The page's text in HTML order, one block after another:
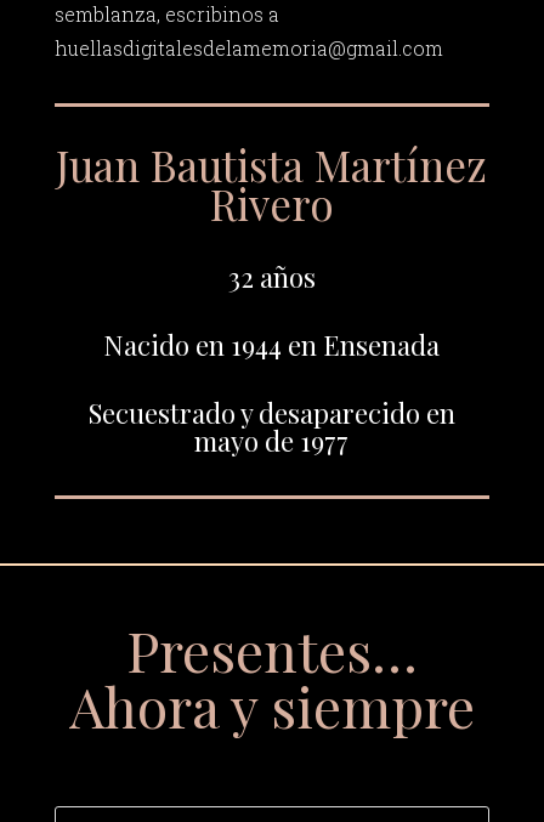
semblanza, escribinos a
huellasdigitalesdelamemoria@gmail.com
Juan Bautista Martínez
Rivero
32 años
Nacido en 1944 en Ensenada
Secuestrado y desaparecido en
mayo de 1977
Presentes…
Ahora y siempre